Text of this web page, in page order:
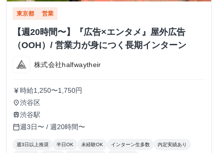
東京都 営業
【週20時間〜】『広告×エンタメ』屋外広告
（OOH）/ 営業力が身につく長期インターン
株式会社halfwaytheir
currency_yen 時給1,250〜1,750円
place渋谷区
train渋谷駅
calendar_today週3日〜 / 週20時間〜
週3日以上推奨 半日OK 未経験OK インターン生多数 内定実績あり